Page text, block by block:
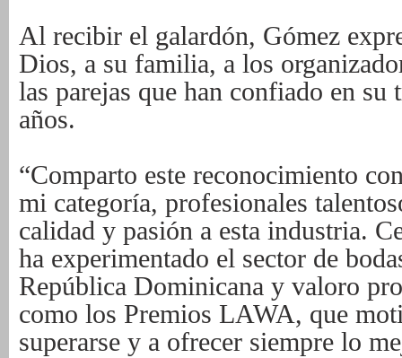
Al recibir el galardón, Gómez
Dios, a su familia, a los
las parejas que han confiado en su
años.
“Comparto este reconocimiento
mi categoría, profesionales
calidad y pasión a esta industria.
ha experimentado el sector de
República Dominicana y valoro
como los Premios LAWA, que
superarse y a ofrecer siempre lo